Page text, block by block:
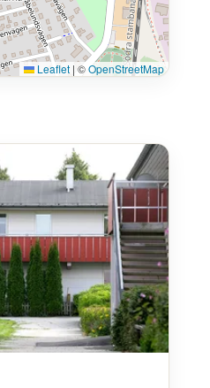
Leaflet | ©OpenStreetMap